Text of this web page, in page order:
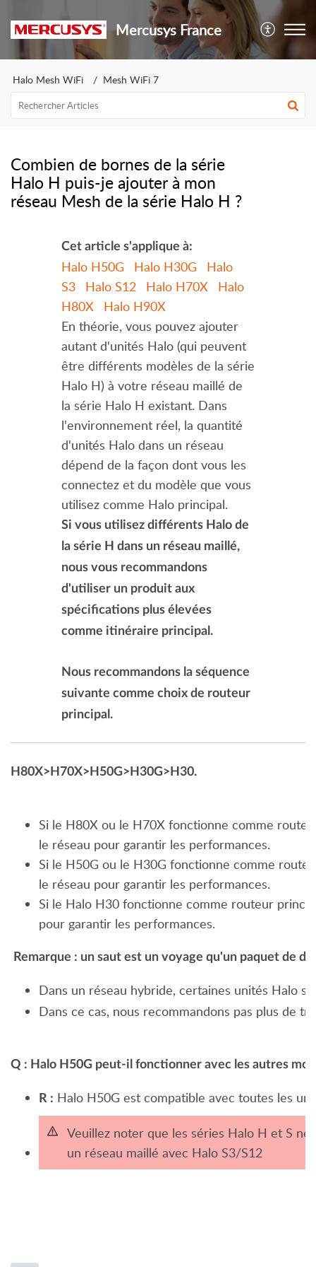
Mercusys France
Halo Mesh WiFi Mesh WiFi 7
Combien de bornes de la série
Halo H puis-je ajouter à mon
réseau Mesh de la série Halo H ?
Cet article s'applique à:
Halo H50G Halo H30G
Halo
S3
Halo S12 Halo H70X
Halo
H80X
Halo H90X
En théorie, vous pouvez ajouter
autant d'unités Halo (qui peuvent
être différents modèles de la série
Halo H) à votre réseau maillé de
la série Halo H existant. Dans
l'environnement réel, la quantité
d'unités Halo dans un réseau
dépend de la façon dont vous les
connectez et du modèle que vous
utilisez comme Halo principal.
Si vous utilisez différents Halo de
la série H dans un réseau maillé,
nous vous recommandons
d'utiliser un produit aux
spécifications plus élevées
comme itinéraire principal.
Nous recommandons la séquence
suivante comme choix de routeur
principal.
H80X>H70X>H50G>H30G>H30.
Si le H80X ou le H70X fonctionne comme
le réseau pour garantir les performances.
Si le H50G ou le H30G fonctionne comme
le réseau pour garantir les performances.
Si le Halo H30 fonctionne comme routeur
pour garantir les performances.
Remarque : un saut est un voyage qu'un paquet de
Dans un réseau hybride, certaines unités Halo
Dans ce cas, nous recommandons pas plus de
Q : Halo H50G peut-il fonctionner avec les autres
R : Halo H50G est compatible avec toutes les
Veuillez noter que les séries Halo H et S
un réseau maillé avec Halo S3/S12